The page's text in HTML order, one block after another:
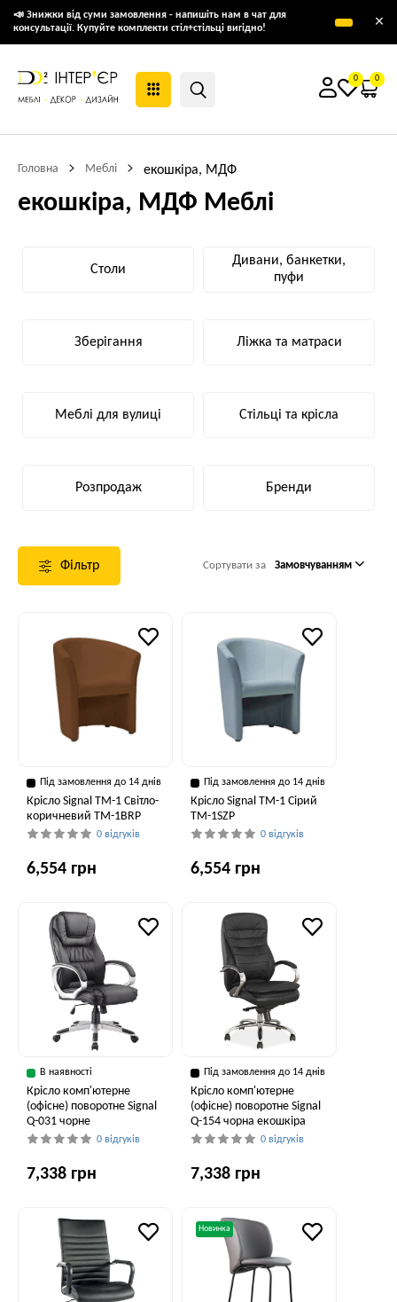
📣 Знижки від суми замовлення - напишіть нам в чат для
консультації. Купуйте комплекти стіл+стільці вигідно!
×
0 0
Головна Меблі екошкіра, МДФ
екошкіра, МДФ Меблі
Столи
Дивани, банкетки,
пуфи
Зберігання Ліжка та матраси
Меблі для вулиці Стільці та крісла
Розпродаж Бренди
Фільтр Сортувати за Замовчуванням
Під замовлення до 14 днів
Крісло Signal TM-1 Світло-
коричневий TM-1BRP
0 відгуків
6,554 грн
Під замовлення до 14 днів
Крісло Signal TM-1 Сірий
TM-1SZP
0 відгуків
6,554 грн
В наявності
Крісло комп'ютерне
(офісне) поворотне Signal
Q-031 чорне
0 відгуків
7,338 грн
Під замовлення до 14 днів
Крісло комп'ютерне
(офісне) поворотне Signal
Q-154 чорна екошкіра
0 відгуків
7,338 грн
Новинка